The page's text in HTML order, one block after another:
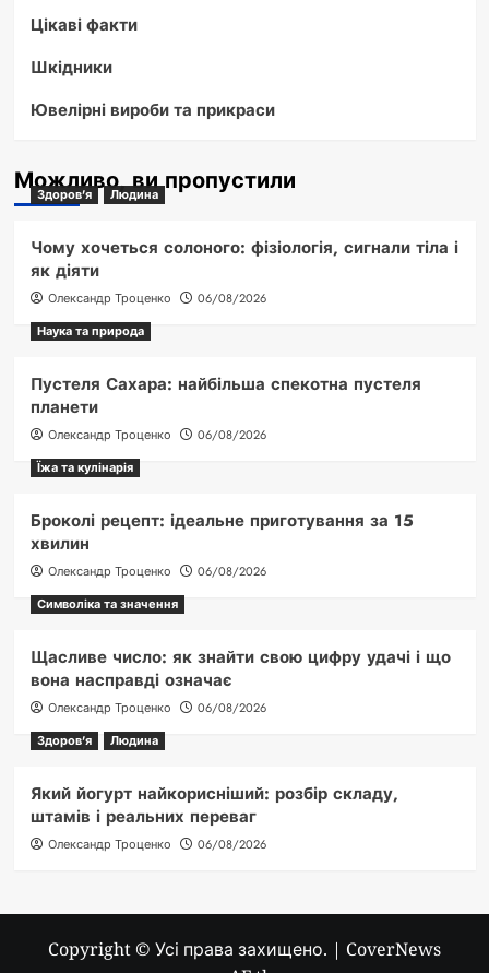
Цікаві факти
Шкідники
Ювелірні вироби та прикраси
Можливо, ви пропустили
Здоров'я Людина
Чому хочеться солоного: фізіологія, сигнали тіла і
як діяти
Олександр Троценко
06/08/2026
Наука та природа
Пустеля Сахара: найбільша спекотна пустеля
планети
Олександр Троценко
06/08/2026
Їжа та кулінарія
Броколі рецепт: ідеальне приготування за 15
хвилин
Олександр Троценко
06/08/2026
Символіка та значення
Щасливе число: як знайти свою цифру удачі і що
вона насправді означає
Олександр Троценко
06/08/2026
Здоров'я
Людина
Який йогурт найкорисніший: розбір складу,
штамів і реальних переваг
Олександр Троценко 06/08/2026
Copyright © Усі права захищено. | CoverNews